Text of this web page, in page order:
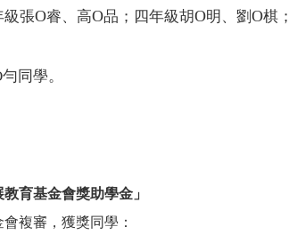
級張O睿、高O品；四年級胡O明、劉O棋
同學。
育基金會獎助學金」
複審，獲獎同學：